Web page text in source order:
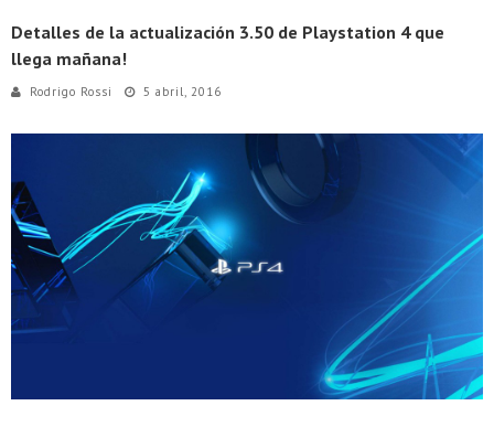
Detalles de la actualización 3.50 de Playstation 4 que
llega mañana!
Rodrigo Rossi 5 abril, 2016